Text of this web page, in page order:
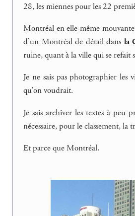
28, les miennes pour les 22
Montréal en elle-même
d’un Montréal de détail dans la
ruine, quant à la ville qui se refait
Je ne sais pas photographier les
qu’on voudrait.
Je sais archiver les textes à peu
nécessaire, pour le classement,
Et parce que Montréal.